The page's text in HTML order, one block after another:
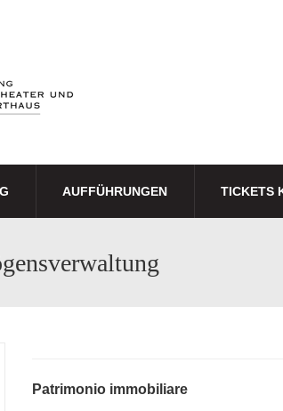
AUFFÜHRUNGEN TICKETS
Patrimonio immobiliare